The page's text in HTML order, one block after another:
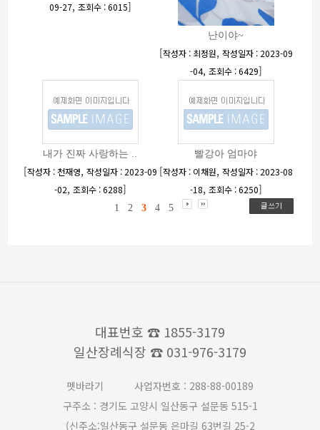
09-27, 조회수 : 6015]
난이야~
[작성자 : 최정원, 작성일자 : 2023-09
-04, 조회수 : 6429]
내가 진짜 사랑하는 ..
[작성자 : 천재영, 작성일자 : 2023-09
-02, 조회수 : 6288]
빨강아 엄마야
[작성자 : 이채원, 작성일자 : 2023-08
-18, 조회수 : 6250]
1 2 3 4 5
대표번호 ☎ 1855-3179
일산장례식장 ☎ 031-976-3179
펫바라기
사업자번호 : 288-88-00189
구주소 : 경기도 고양시 일산동구 설문동 515-1
(신주소:일산동구 설문동 은마길 63번길 25-2